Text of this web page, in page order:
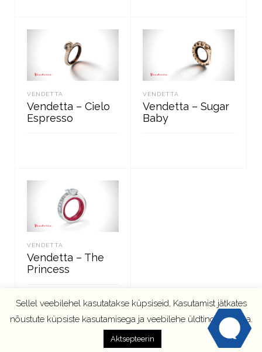
VENDETTA
Vendetta – Cielo
Espresso
VENDETTA
Vendetta – Sugar
Baby
VENDETTA
Vendetta – The
Princess
LOE EDASI
Sellel veebilehel kasutatakse küpsiseid, Kasutamist jätkates
nõustute küpsiste kasutamisega ja veebilehe üldtingimustega.
Aktsepteerin